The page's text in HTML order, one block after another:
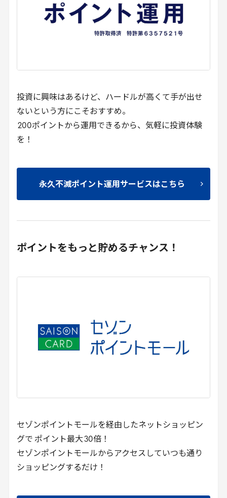
投資に興味はあるけど、ハードルが高くて手が出せ
ないという方にこそおすすめ。
200ポイントから運用できるから、気軽に投資体験
を！
永久不滅ポイント運用サービスはこちら
ポイントをもっと貯めるチャンス！
セゾンポイントモールを経由したネットショッピン
グで ポイント最大30倍！
セゾンポイントモールからアクセスしていつも通り
ショッピングするだけ！